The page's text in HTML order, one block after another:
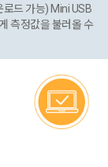
로드 가능) Mini USB
측정값을 불러올 수